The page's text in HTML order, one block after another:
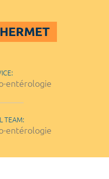
entérologie
TEAM:
entérologie